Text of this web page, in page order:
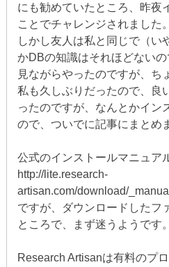
にも勧めていたところ、昨夜
ことでチャレンジされました。
しかし友人は私と同じで（い
かDBの知識はそれほどない
見ながらやったのですが、ち
私も久しぶりだったので、良
ったのですが、なんとかイン
ので、ついでに記事にまとめ
公式のインストールマニュア
http://lite.research-
artisan.com/download/
ですが、ダウンロードしたフ
ところで、まず迷うようです。
Research Artisanは有料のプ